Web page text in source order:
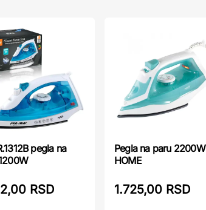
pegla na
RSD
Pegla na paru 2200W
HOME
1.725,00 RSD